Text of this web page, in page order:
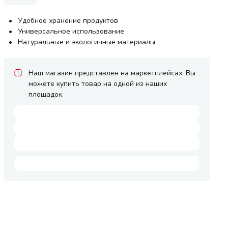
Удобное хранение продуктов
Универсальное использование
Натуральные и экологичные материалы
Наш магазин представлен на маркетплейсах. Вы
можете купить товар на одной из наших
площадок.